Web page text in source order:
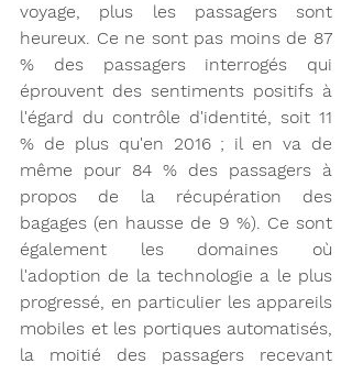
voyage, plus les passagers sont
heureux. Ce ne sont pas moins de 87
% des passagers interrogés qui
éprouvent des sentiments positifs à
l'égard du contrôle d'identité, soit 11
% de plus qu'en 2016 ; il en va de
même pour 84 % des passagers à
propos de la récupération des
bagages (en hausse de 9 %). Ce sont
également les domaines où
l'adoption de la technologie a le plus
progressé, en particulier les appareils
mobiles et les portiques automatisés,
la moitié des passagers recevant